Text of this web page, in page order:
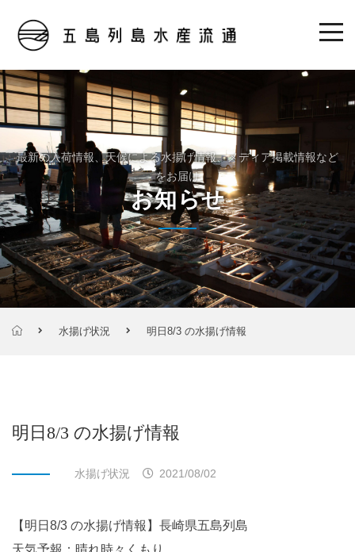
最新の入荷情報、天候による水揚げ情報、メディア掲載情報など
をお届け
お知らせ
水揚げ状況 明日8/3 の水揚げ情報
明日8/3 の水揚げ情報
水揚げ状況 2021/08/02
【明日8/3 の水揚げ情報】長崎県五島列島
天気予報：晴れ時々くもり